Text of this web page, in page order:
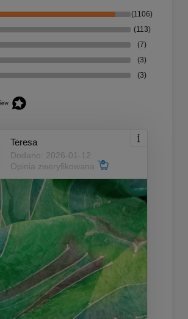
(1106)
(113)
(7)
(3)
(3)
Teresa
Dodano: 2026-01-12
Opinia zweryfikowana